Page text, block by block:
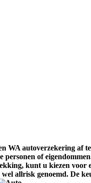
WA autoverzekering af
of
kunt u kiezen voor
allrisk genoemd. De